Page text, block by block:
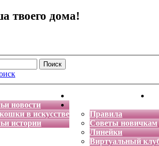
твоего дома!
новости
в искусстве
истории
Энциклопедия кошек
Правила
Советы новичкам
Линейки
Виртуальный